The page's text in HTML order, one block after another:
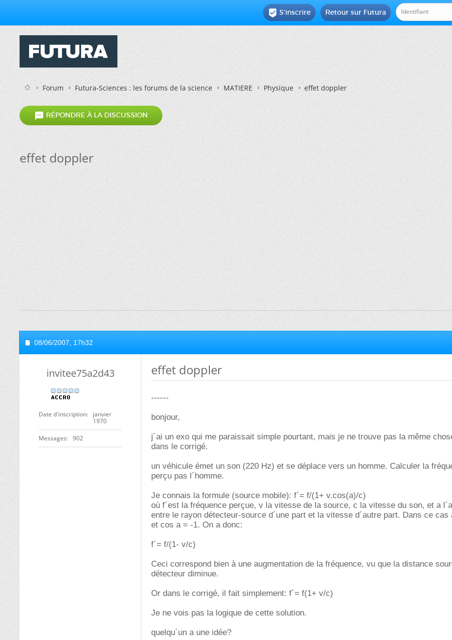
Retour sur Futura
 S'inscrire
Forum Futura-Sciences : les forums de la science MATIERE Physique effet doppler
 RÉPONDRE À LA DISCUSSION
effet doppler
08/06/2007, 17h32
invitee75a2d43
Date d'inscription
janvier
1970
Messages 902
effet doppler
------
bonjour,
j´ai un exo qui me paraissait simple pourtant, mais je ne trouve pas la même
dans le corrigé.
un véhicule émet un son (220 Hz) et se déplace vers un homme. Calculer la
perçu pas l´homme.
Je connais la formule (source mobile): f´= f/(1+ v.cos(a)/c)
où f´est la fréquence perçue, v la vitesse de la source, c la vitesse du son, et a
entre le rayon détecteur-source d´une part et la vitesse d´autre part. Dans ce cas
et cos a = -1. On a donc:
f´= f/(1- v/c)
Ceci correspond bien à une augmentation de la fréquence, vu que la distance
détecteur diminue.
Or dans le corrigé, il fait simplement: f´= f(1+ v/c)
Je ne vois pas la logique de cette solution.
quelqu´un a une idée?